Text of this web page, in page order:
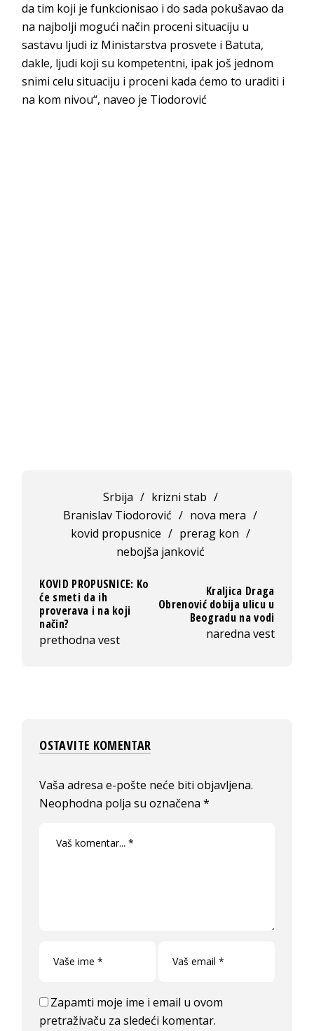
da tim koji je funkcionisao i do sada pokušavao da
na najbolji mogući način proceni situaciju u
sastavu ljudi iz Ministarstva prosvete i Batuta,
dakle, ljudi koji su kompetentni, ipak još jednom
snimi celu situaciju i proceni kada ćemo to uraditi i
na kom nivou“, naveo je Tiodorović
Srbija / krizni stab /
Branislav Tiodorović / nova mera /
kovid propusnice / prerag kon /
nebojša janković
KOVID PROPUSNICE: Ko
će smeti da ih
proverava i na koji
način?
prethodna vest
Kraljica Draga
Obrenović dobija ulicu u
Beogradu na vodi
naredna vest
OSTAVITE KOMENTAR
Vaša adresa e-pošte neće biti objavljena.
Neophodna polja su označena*
Zapamti moje ime i email u ovom
pretraživaču za sledeći komentar.